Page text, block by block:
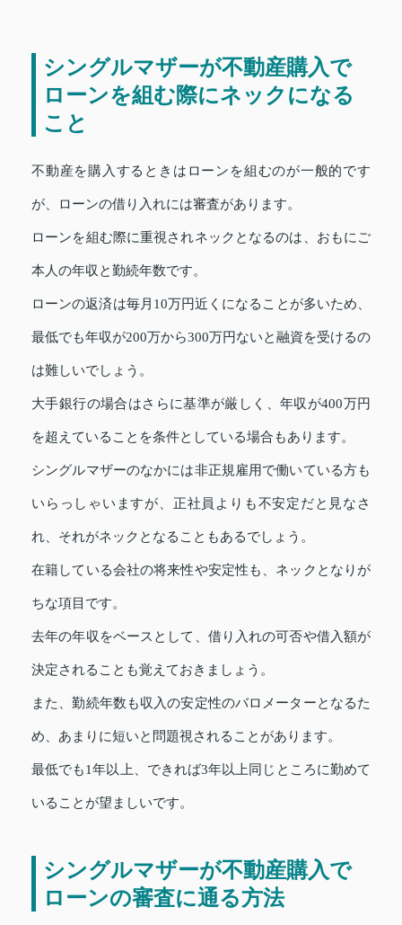
シングルマザーが不動産購入で
ローンを組む際にネックになる
こと
不動産を購入するときはローンを組むのが一般的です
が、ローンの借り入れには審査があります。
ローンを組む際に重視されネックとなるのは、おもにご
本人の年収と勤続年数です。
ローンの返済は毎月10万円近くになることが多いため、
最低でも年収が200万から300万円ないと融資を受けるの
は難しいでしょう。
大手銀行の場合はさらに基準が厳しく、年収が400万円
を超えていることを条件としている場合もあります。
シングルマザーのなかには非正規雇用で働いている方も
いらっしゃいますが、正社員よりも不安定だと見なさ
れ、それがネックとなることもあるでしょう。
在籍している会社の将来性や安定性も、ネックとなりが
ちな項目です。
去年の年収をベースとして、借り入れの可否や借入額が
決定されることも覚えておきましょう。
また、勤続年数も収入の安定性のバロメーターとなるた
め、あまりに短いと問題視されることがあります。
最低でも1年以上、できれば3年以上同じところに勤めて
いることが望ましいです。
シングルマザーが不動産購入で
ローンの審査に通る方法